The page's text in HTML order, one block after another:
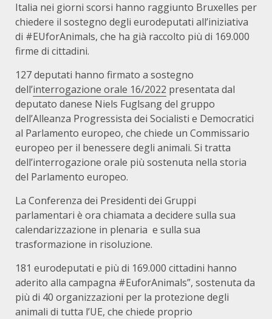
Italia nei giorni scorsi hanno raggiunto Bruxelles per
chiedere il sostegno degli eurodeputati all’iniziativa
di #EUforAnimals, che ha già raccolto più di 169.000
firme di cittadini.
127 deputati hanno firmato a sostegno
dell’interrogazione orale 16/2022 presentata dal
deputato danese Niels Fuglsang del gruppo
dell’Alleanza Progressista dei Socialisti e Democratici
al Parlamento europeo, che chiede un Commissario
europeo per il benessere degli animali. Si tratta
dell’interrogazione orale più sostenuta nella storia
del Parlamento europeo.
La Conferenza dei Presidenti dei Gruppi
parlamentari è ora chiamata a decidere sulla sua
calendarizzazione in plenaria e sulla sua
trasformazione in risoluzione.
181 eurodeputati e più di 169.000 cittadini hanno
aderito alla campagna #EuforAnimals”, sostenuta da
più di 40 organizzazioni per la protezione degli
animali di tutta l’UE, che chiede proprio